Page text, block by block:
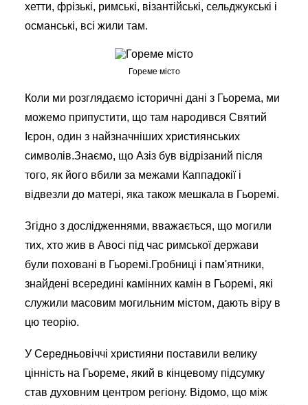
хетти, фрізькі, римські, візантійські, сельджукські і
османські, всі жили там.
Гореме місто
Коли ми розглядаємо історичні дані з Гьорема, ми
можемо припустити, що там народився Святий
Ієрон, один з найзначніших християнських
символів.Знаємо, що Азіз був відрізаний після
того, як його вбили за межами Каппадокії і
відвезли до матері, яка також мешкала в Гьоремі.
Згідно з дослідженнями, вважається, що могили
тих, хто жив в Авосі під час римської держави
були поховані в Гьоремі.Гробниці і пам'ятники,
знайдені всередині камінних камін в Гьоремі, які
служили масовим могильним містом, дають віру в
цю теорію.
У Середньовіччі християни поставили велику
цінність на Гьореме, який в кінцевому підсумку
став духовним центром регіону. Відомо, що між